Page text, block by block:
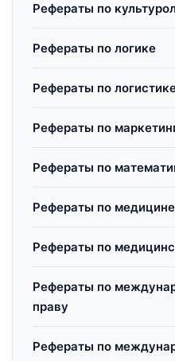
Рефераты по
Рефераты по логике
Рефераты по
Рефераты по
Рефераты по
Рефераты по медицине
Рефераты по
Рефераты по
праву
Рефераты по